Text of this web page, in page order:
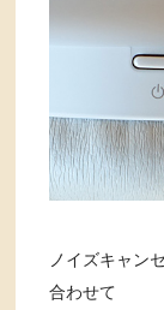
ノイズキャン
合わせて